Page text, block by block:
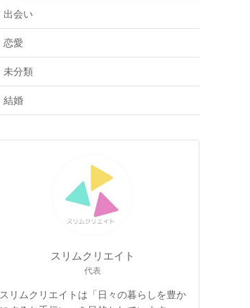
出会い
恋愛
未分類
結婚
スリムクリエイト
代表
スリムクリエイトは「日々の暮らしを豊か